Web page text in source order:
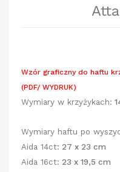
Wzór graficzny do haftu
(PDF/ WYDRUK)
Wymiary w krzyżykach:
Wymiary haftu po
Aida 14ct: 27 x 23 cm
Aida 16ct: 23 x 19,5 cm